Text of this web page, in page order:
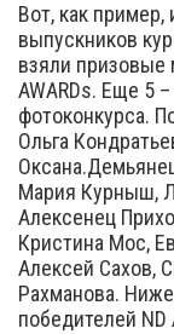
Вот, как пример,
выпускников
взяли призовые
AWARDs. Еще 5
фотоконкурса.
Ольга
Мария Курныш,
Алексенец
Кристина Мос,
Алексей Сахов,
Рахманова.
победителей ND